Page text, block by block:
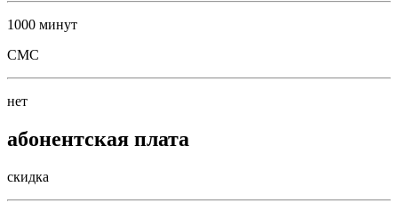
1000 минут
СМС
нет
абонентская плата
скидка